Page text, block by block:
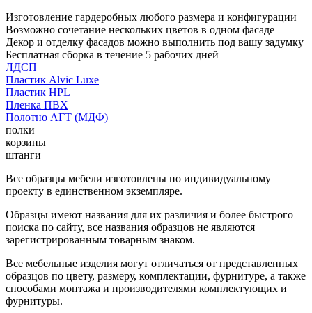
Изготовление гардеробных любого размера и конфигурации
Возможно сочетание нескольких цветов в одном фасаде
Декор и отделку фасадов можно выполнить под вашу задумку
Бесплатная сборка в течение 5 рабочих дней
ЛДСП
Пластик Alvic Luxe
Пластик HPL
Пленка ПВХ
Полотно АГТ (МДФ)
полки
корзины
штанги
Все образцы мебели изготовлены по индивидуальному
проекту в единственном экземпляре.
Образцы имеют названия для их различия и более быстрого
поиска по сайту, все названия образцов не являются
зарегистрированным товарным знаком.
Все мебельные изделия могут отличаться от представленных
образцов по цвету, размеру, комплектации, фурнитуре, а также
способами монтажа и производителями комплектующих и
фурнитуры.